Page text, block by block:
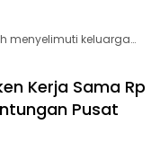
menyelimuti keluarga…
Kerja Sama Rp
Pusat